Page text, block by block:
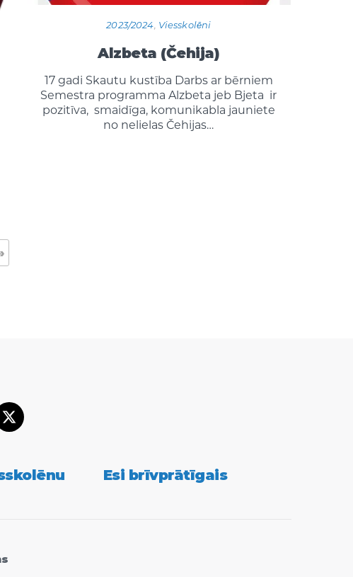
2023/2024, Viesskolēni
Alzbeta (Čehija)
17 gadi Skautu kustība Darbs ar bērniem
Semestra programma Alzbeta jeb Bjeta ir
pozitīva, smaidīga, komunikabla jauniete
no nelielas Čehijas…
Twitter
Esi brīvprātīgais